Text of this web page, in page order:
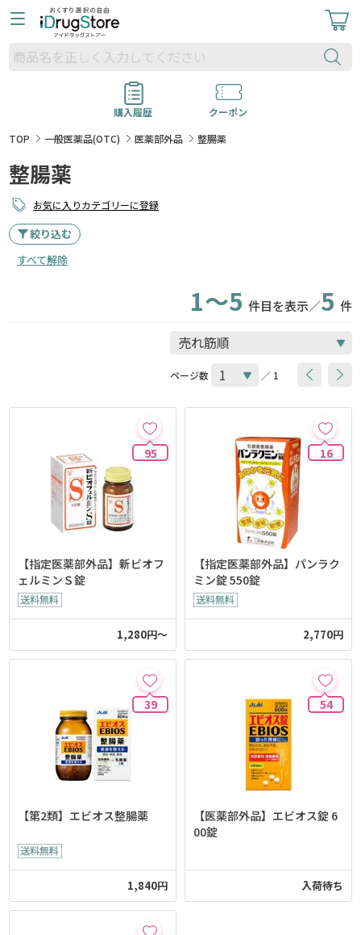
購入履歴
クーポン
TOP
一般医薬品(OTC) 医薬部外品 整腸薬
整腸薬
お気に入りカテゴリーに登録
絞り込む
すべて解除
1～5 件目を表示／5 件
ページ数 ／ 1
95
【指定医薬部外品】新ビオフ
ェルミンＳ錠
1,280円～
16
【指定医薬部外品】パンラク
ミン錠 550錠
2,770円
39
【第2類】エビオス整腸薬
1,840円
54
【医薬部外品】エビオス錠 6
00錠
入荷待ち